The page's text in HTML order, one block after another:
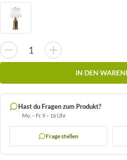
IN DEN
Hast du Fragen zum Produkt?
Mo. – Fr. 9 – 16 Uhr
Frage stellen